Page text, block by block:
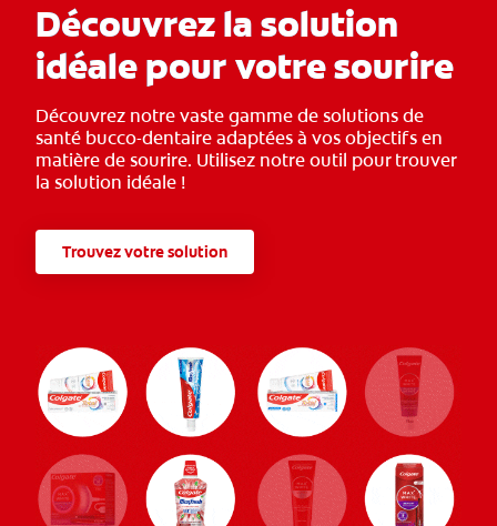
Découvrez la solution
idéale pour votre sourire
Découvrez notre vaste gamme de solutions de
santé bucco-dentaire adaptées à vos objectifs en
matière de sourire. Utilisez notre outil pour trouver
la solution idéale !
Trouvez votre solution